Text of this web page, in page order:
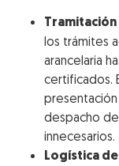
los trámites
arancelaria
certificados.
despacho
innecesarios.
Logística